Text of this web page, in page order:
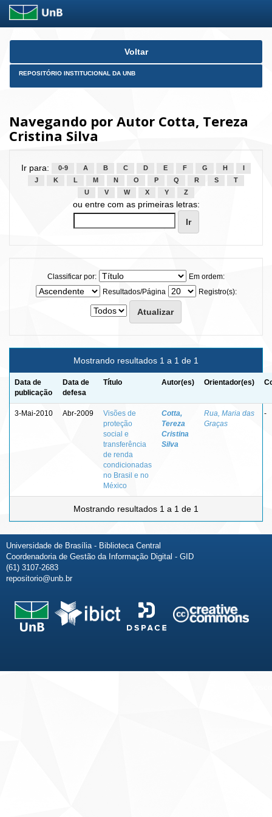
Skip
Voltar
REPOSITÓRIO INSTITUCIONAL DA UNB
Navegando por Autor Cotta, Tereza
Cristina Silva
Ir para: 0-9 A B C D E F G H
J
K L M N O P Q R S
T
U
V W X Y Z
ou entre com as primeiras letras:
Classificar por:
Em ordem:
Resultados/Página
Registro(s):
Mostrando resultados 1 a 1 de 1
Data de
publicação
Data de
defesa
Título Autor(es) Orientador(es)
3-Mai-2010 Abr-2009
Visões de
proteção
social e
transferência
de renda
condicionadas
no Brasil e no
México
Cotta,
Tereza
Cristina
Silva
Rua, Maria das
Graças
-
Mostrando resultados 1 a 1 de 1
Universidade de Brasília - Biblioteca Central
Coordenadoria de Gestão da Informação Digital - GID
(61) 3107-2683
repositorio@unb.br